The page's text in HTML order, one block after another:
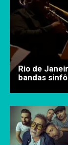
Rio de
bandas